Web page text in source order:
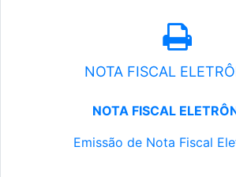
NOTA FISCAL
NOTA FISCAL
Emissão de Nota Fiscal